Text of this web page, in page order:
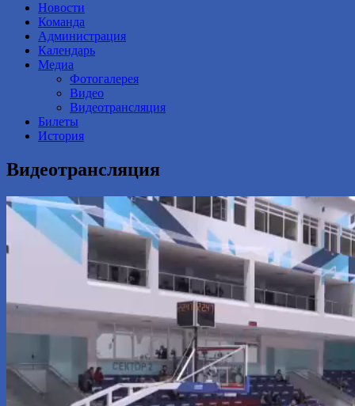
Новости
Команда
Администрация
Календарь
Медиа
Фотогалерея
Видео
Видеотрансляция
Билеты
История
Видеотрансляция